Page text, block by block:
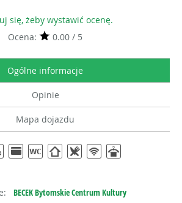
się, żeby wystawić ocenę.
Ocena:
0.00 / 5
Ogólne informacje
Opinie
Mapa dojazdu
BECEK Bytomskie Centrum Kultury